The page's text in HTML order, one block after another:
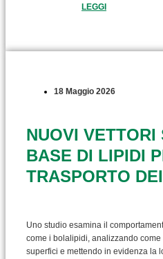
LEGGI
18 Maggio 2026
NUOVI VETTORI
BASE DI LIPIDI
TRASPORTO
Uno studio esamina il
come i bolalipidi, analizzando
superfici e mettendo in evidenza la